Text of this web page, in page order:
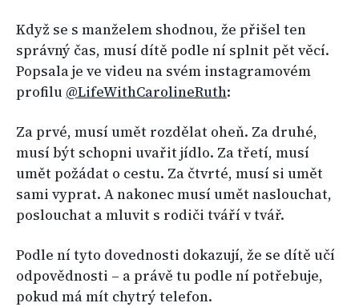
Když se s manželem shodnou, že přišel ten
správný čas, musí dítě podle ní splnit pět věcí.
Popsala je ve videu na svém instagramovém
profilu @LifeWithCarolineRuth:
Za prvé, musí umět rozdělat oheň. Za druhé,
musí být schopni uvařit jídlo. Za třetí, musí
umět požádat o cestu. Za čtvrté, musí si umět
sami vyprat. A nakonec musí umět naslouchat,
poslouchat a mluvit s rodiči tváří v tvář.
Podle ní tyto dovednosti dokazují, že se dítě učí
odpovědnosti – a právě tu podle ní potřebuje,
pokud má mít chytrý telefon.